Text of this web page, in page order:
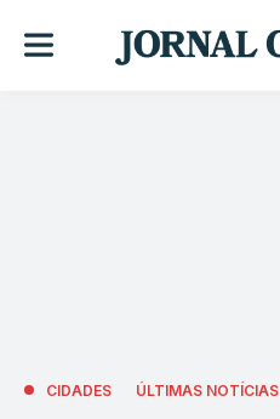
CIDADES ÚLTIMAS NOTÍCIAS